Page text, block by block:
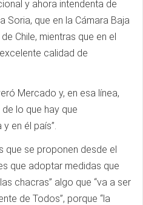
y ahora intendenta de
Soria, que en la Cámara Baja
Chile, mientras que en el
calidad de
Mercado y, en esa línea,
lo que hay que
en él país”.
que se proponen desde el
que adoptar medidas que
chacras” algo que “va a ser
de Todos”, porque “la